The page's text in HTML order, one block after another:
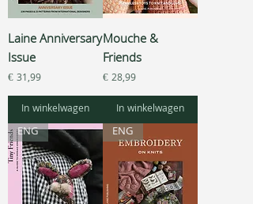
Laine Anniversary
Issue
Prijs
€ 31,99
In winkelwagen
Mouche &
Friends
Prijs
€ 28,99
In winkelwagen
ENG ENG